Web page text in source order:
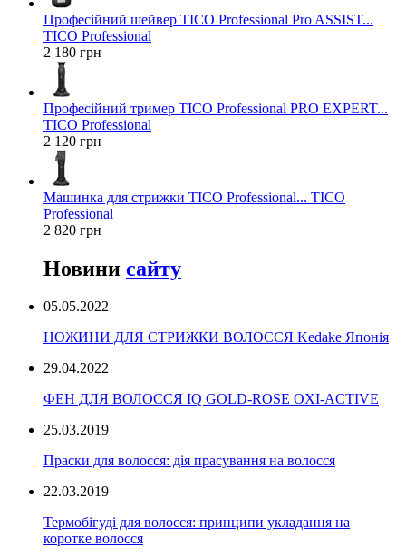
Професійний шейвер TICO Professional Pro ASSIST...
TICO Professional
2 180 грн
Професійний тример TICO Professional PRO EXPERT...
TICO Professional
2 120 грн
Машинка для стрижки TICO Professional... TICO
Professional
2 820 грн
Новини сайту
05.05.2022
НОЖИНИ ДЛЯ СТРИЖКИ ВОЛОССЯ Kedake Японія
29.04.2022
ФЕН ДЛЯ ВОЛОССЯ IQ GOLD-ROSE OXI-ACTIVE
25.03.2019
Праски для волосся: дія прасування на волосся
22.03.2019
Термобігуді для волосся: принципи укладання на
коротке волосся